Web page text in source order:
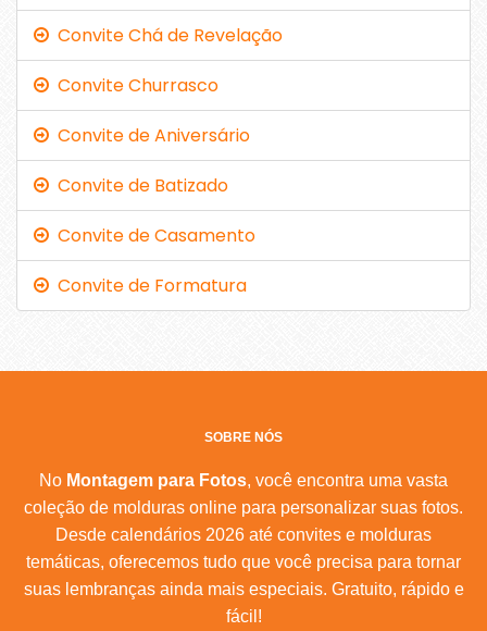
Convite Chá de Revelação
Convite Churrasco
Convite de Aniversário
Convite de Batizado
Convite de Casamento
Convite de Formatura
SOBRE NÓS
No Montagem para Fotos, você encontra uma vasta
coleção de molduras online para personalizar suas fotos.
Desde calendários 2026 até convites e molduras
temáticas, oferecemos tudo que você precisa para tornar
suas lembranças ainda mais especiais. Gratuito, rápido e
fácil!